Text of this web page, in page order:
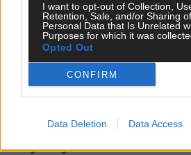
I want to opt-out of Collection,
Retention, Sale, and/or Sharing
Personal Data that Is Unrelated
Purposes for which it was
Opted Out
CONFIRM
Data Deletion Data Access
DARA gewinnt verdient, Israel
unser Kommentar zum ESC
KOMMENTAR
ESC-Finale morgen: Finnland Favorit,
aufgestiegen – alle 25 Acts im